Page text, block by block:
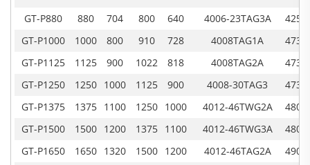
GT-P880
880 704 800 640 4006-23TAG3A
GT-P1000
1000 800 910 728 4008TAG1A
GT-P1125
1125 900 1022 818 4008TAG2A
GT-P1250
1250 1000 1125 900 4008-30TAG3
GT-P1375
1375 1100 1250 1000 4012-46TWG2A
GT-P1500
1500 1200 1375 1100 4012-46TWG3A
GT-P1650
1650 1320 1500 1200 4012-46TAG2A